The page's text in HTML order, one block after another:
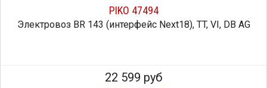
PIKO 47494
Электровоз BR 143 (интерфейс Next18), TT, VI, DB AG
22 599 руб